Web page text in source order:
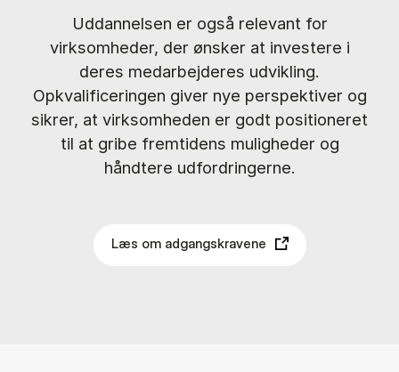
Uddannelsen er også relevant for
virksomheder, der ønsker at investere i
deres medarbejderes udvikling.
Opkvalificeringen giver nye perspektiver og
sikrer, at virksomheden er godt positioneret
til at gribe fremtidens muligheder og
håndtere udfordringerne.
Læs om adgangskravene